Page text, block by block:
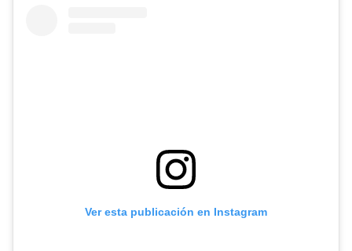
Ver esta publicación en Instagram